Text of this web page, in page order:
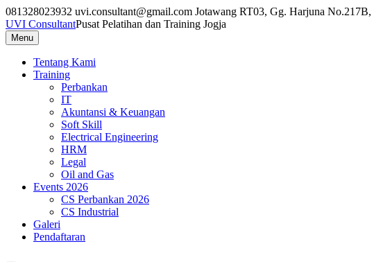
Skip
to
content
081328023932 uvi.consultant@gmail.com Jotawang RT03, Gg. Harjuna
UVI ConsultantPusat Pelatihan dan Training Jogja
Menu
Tentang Kami
Training
Perbankan
IT
Akuntansi & Keuangan
Soft Skill
Electrical Engineering
HRM
Legal
Oil and Gas
Events 2026
CS Perbankan 2026
CS Industrial
Galeri
Pendaftaran